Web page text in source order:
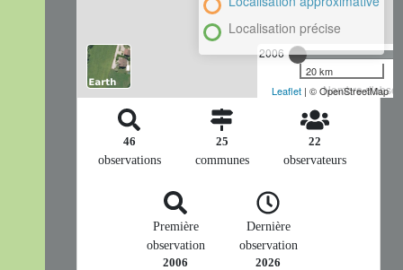
2006
Nombre
Localisation précise
20 km
Leaflet | © OpenStreetMap
46
observations
25
communes
22
observateurs
Première
observation
2006
Dernière
observation
2026